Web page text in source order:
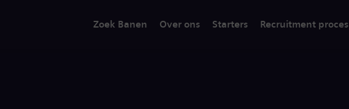
Zoek Banen Over ons Starters Recruitment proces